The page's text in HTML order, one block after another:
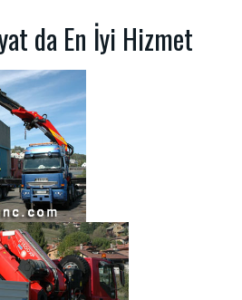
da En İyi Hizmet